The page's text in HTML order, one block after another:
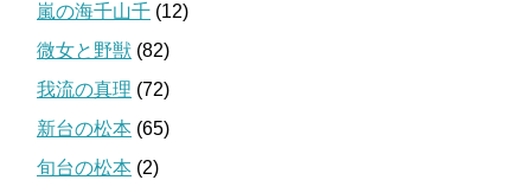
嵐の海千山千 (12)
微女と野獣 (82)
我流の真理 (72)
新台の松本 (65)
旬台の松本 (2)